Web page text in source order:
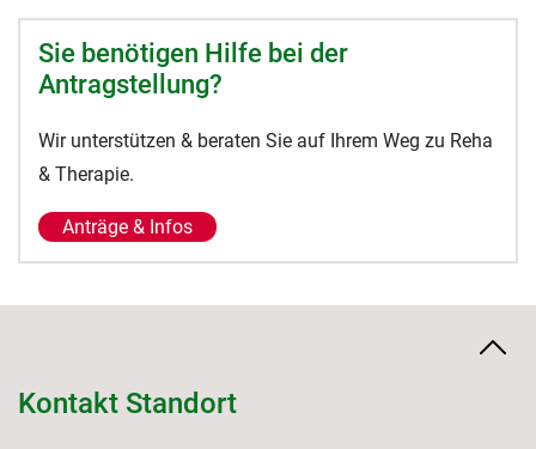
Sie benötigen Hilfe bei der
Antragstellung?
Wir unterstützen & beraten Sie auf Ihrem Weg zu Reha
& Therapie.
Anträge & Infos
Kontakt Standort